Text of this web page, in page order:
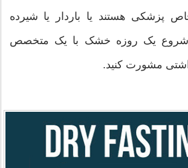
پزشکی هستند یا باردار یا شیرده
شروع یک روزه خشک با یک متخصص
مشورت کنید.